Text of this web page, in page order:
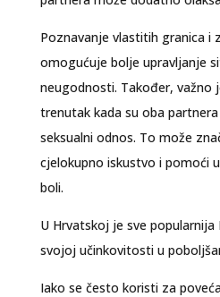
Poznavanje vlastitih granica i
omogućuje bolje upravljanje
neugodnosti. Također, važno
trenutak kada su oba
seksualni odnos. To može
cjelokupno iskustvo i pomoći
boli.
U Hrvatskoj je sve
svojoj učinkovitosti u
Iako se često koristi za